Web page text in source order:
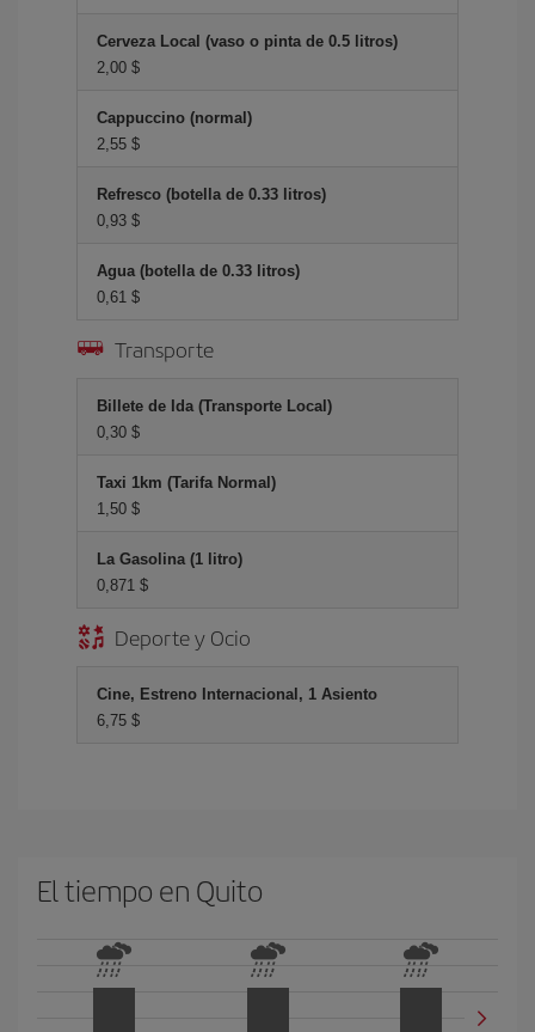
Cerveza Local (vaso o pinta de 0.5 litros)
2,00 $
Cappuccino (normal)
2,55 $
Refresco (botella de 0.33 litros)
0,93 $
Agua (botella de 0.33 litros)
0,61 $
Transporte
Billete de Ida (Transporte Local)
0,30 $
Taxi 1km (Tarifa Normal)
1,50 $
La Gasolina (1 litro)
0,871 $
Deporte y Ocio
Cine, Estreno Internacional, 1 Asiento
6,75 $
El tiempo en Quito